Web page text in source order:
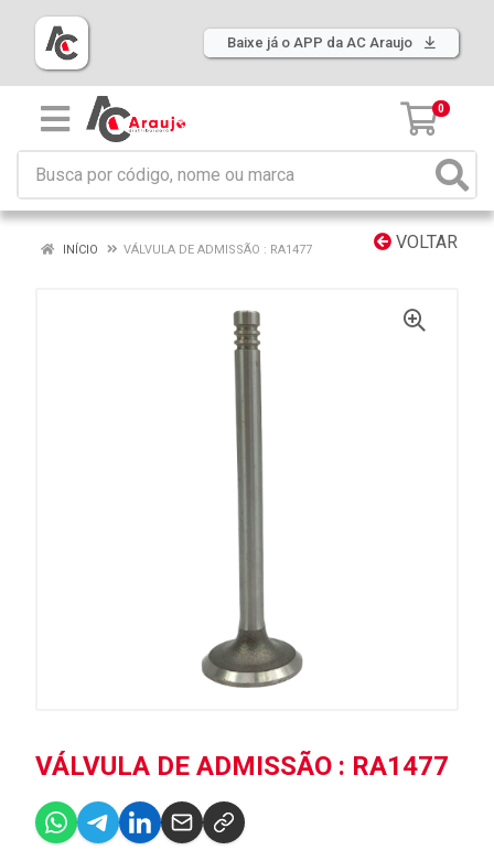
Baixe já o APP da AC Araujo
0
VOLTAR
INÍCIO VÁLVULA DE ADMISSÃO : RA1477
VÁLVULA DE ADMISSÃO : RA1477